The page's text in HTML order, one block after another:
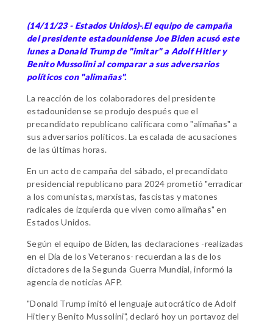
(14/11/23 - Estados Unidos)-.El equipo de campaña
del presidente estadounidense Joe Biden acusó este
lunes a Donald Trump de "imitar" a Adolf Hitler y
Benito Mussolini al comparar a sus adversarios
políticos con "alimañas".
La reacción de los colaboradores del presidente
estadounidense se produjo después que el
precandidato republicano calificara como "alimañas" a
sus adversarios políticos. La escalada de acusaciones
de las últimas horas.
En un acto de campaña del sábado, el precandidato
presidencial republicano para 2024 prometió "erradicar
a los comunistas, marxistas, fascistas y matones
radicales de izquierda que viven como alimañas" en
Estados Unidos.
Según el equipo de Biden, las declaraciones -realizadas
en el Día de los Veteranos- recuerdan a las de los
dictadores de la Segunda Guerra Mundial, informó la
agencia de noticias AFP.
"Donald Trump imitó el lenguaje autocrático de Adolf
Hitler y Benito Mussolini", declaró hoy un portavoz del